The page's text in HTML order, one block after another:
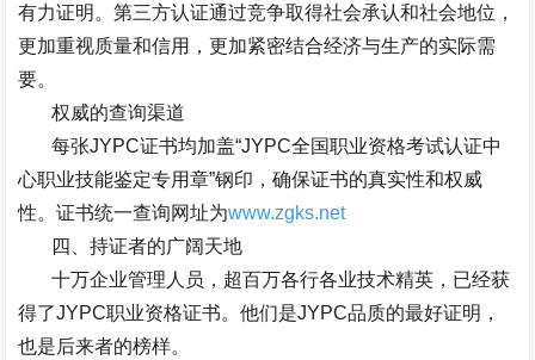
有力证明。第三方认证通过竞争取得社会承认和社会地位，
更加重视质量和信用，更加紧密结合经济与生产的实际需
要。
权威的查询渠道
每张JYPC证书均加盖“JYPC全国职业资格考试认证中
心职业技能鉴定专用章”钢印，确保证书的真实性和权威
性。证书统一查询网址为www.zgks.net
四、持证者的广阔天地
十万企业管理人员，超百万各行各业技术精英，已经获
得了JYPC职业资格证书。他们是JYPC品质的最好证明，
也是后来者的榜样。